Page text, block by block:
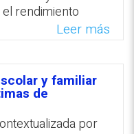
del sistema
rendimiento
dos perfiles
mexicanos del
bajo rendimiento
se destaca
mientras
familiar no
Leer más
y familiar
de
por